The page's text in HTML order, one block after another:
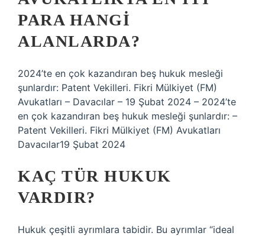
PARA HANGI
ALANLARDA?
2024’te en çok kazandıran beş hukuk mesleği
şunlardır: Patent Vekilleri. Fikri Mülkiyet (FM)
Avukatları – Davacılar – 19 Şubat 2024 – 2024’te
en çok kazandıran beş hukuk mesleği şunlardır: –
Patent Vekilleri. Fikri Mülkiyet (FM) Avukatları
Davacılar19 Şubat 2024
KAÇ TÜR HUKUK
VARDIR?
Hukuk çeşitli ayrımlara tabidir. Bu ayrımlar “ideal